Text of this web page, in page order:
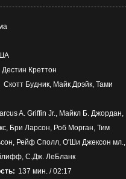
Дестин Креттон
Скотт Будник, Майк Дрэйк, Тами
A. Griffin Jr., Майкл Б. Джордан,
Бри Ларсон, Роб Морган, Тим
Рейф Сполл, О'Ши Джексон мл.,
С.Дж. ЛеБланк
137 мин. / 02:17